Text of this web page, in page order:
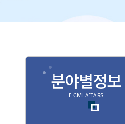
분야별정보
E- CIVIL AFFAIRS